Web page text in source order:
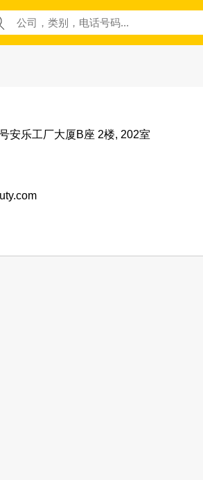
安乐工厂大厦B座 2楼, 202室